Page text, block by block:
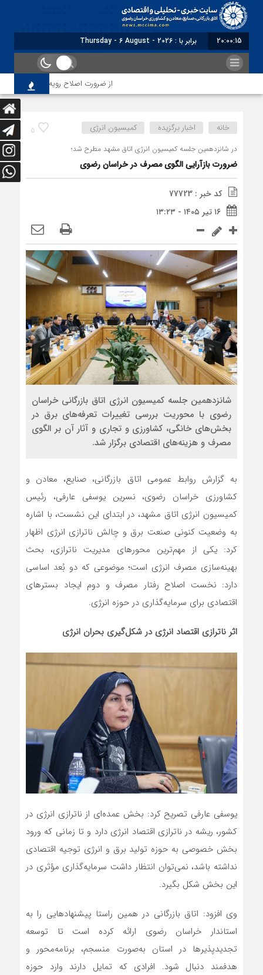
20:00:16 برابر با : Thursday - 6 August - 2026
از ضرورت اصلاح رویه‌های بازرسی تا لزوم
5 خانه اخبار برگزیده کمیسیون انرژی
در شانزدهمین جلسه کمیسیون انرژی اتاق مشهد مطرح شد؛
ضرورت بازآرایی الگوی مصرف در خراسان رضوی
کد خبر : 77723
۱۶ تیر ۱۴۰۵ - ۱۳:۲۳
شانزدهمین جلسه کمیسیون انرژی اتاق بازرگانی خراسان
رضوی با محوریت بررسی تغییرات تعرفه‌های برق در
بخش‌های خانگی، کشاورزی و تجاری و آثار آن بر الگوی
مصرف و هزینه‌های اقتصادی برگزار شد.
به گزارش روابط عمومی اتاق بازرگانی، صنایع، معادن و
کشاورزی خراسان رضوی، نسرین یوسفی عارفی، رئیس
کمیسیون انرژی اتاق مشهد، در ابتدای این نشست، با اشاره
به وضعیت کنونی صنعت برق و چالش ناترازی انرژی اظهار
کرد: یکی از مهم‌ترین محورهای مدیریت ناترازی، بحث
بهینه‌سازی مصرف انرژی است؛ موضوعی که دو بُعد اساسی
دارد: نخست اصلاح رفتار مصرف و دوم ایجاد بسترهای
اقتصادی برای سرمایه‌گذاری در حوزه انرژی.
اثر ناترازی اقتصاد انرژی در شکل‌گیری بحران انرژی
یوسفی عارفی تصریح کرد: بخش عمده‌ای از ناترازی انرژی در
کشور، ریشه در ناترازی اقتصاد انرژی دارد و تا زمانی که ورود
بخش خصوصی به حوزه تولید برق و انرژی توجیه اقتصادی
نداشته باشد، نمی‌توان انتظار داشت سرمایه‌گذاری مؤثری در
این بخش شکل بگیرد.
وی افزود: اتاق بازرگانی در همین راستا پیشنهادهایی را به
استاندار خراسان رضوی ارائه کرده است تا توسعه
تجدیدپذیرها در استان به‌صورت منسجم، برنامه‌محور و
هدفمند دنبال شود. افرادی که تمایل دارند وارد حوزه